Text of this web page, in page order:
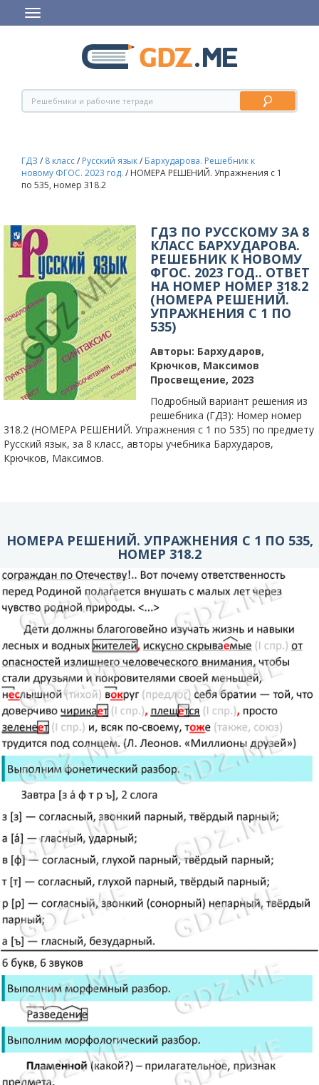
ГДЗ / 8 класс/ Русский язык/ Бархударова. Решебник к
новому ФГОС. 2023 год. / НОМЕРА РЕШЕНИЙ. Упражнения с 1
по 535, номер 318.2
ГДЗ ПО РУССКОМУ ЗА 8
КЛАСС БАРХУДАРОВА.
РЕШЕБНИК К НОВОМУ
ФГОС. 2023 ГОД.. ОТВЕТ
НА НОМЕР НОМЕР 318.2
(НОМЕРА РЕШЕНИЙ.
УПРАЖНЕНИЯ С 1 ПО
535)
Авторы: Бархударов,
Крючков, Максимов
Просвещение, 2023
Подробный вариант решения из
решебника (ГДЗ): Номер номер
318.2 (НОМЕРА РЕШЕНИЙ. Упражнения с 1 по 535) по предмету
Русский язык, за 8 класс, авторы учебника Бархударов,
Крючков, Максимов.
НОМЕРА РЕШЕНИЙ. УПРАЖНЕНИЯ С 1 ПО 535,
НОМЕР 318.2